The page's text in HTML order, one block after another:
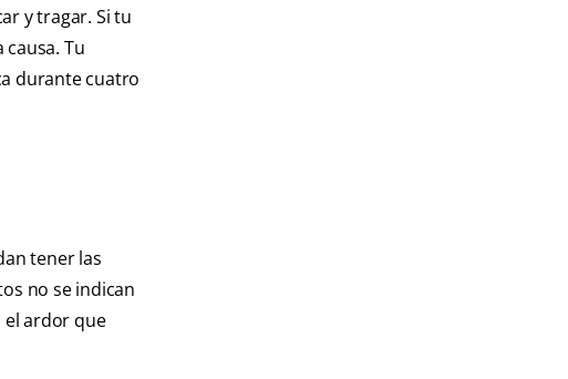
y tragar. Si tu
Tu
durante cuatro
tener las
no se indican
el ardor que